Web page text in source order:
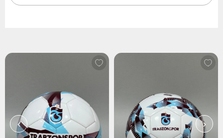
‹ ›